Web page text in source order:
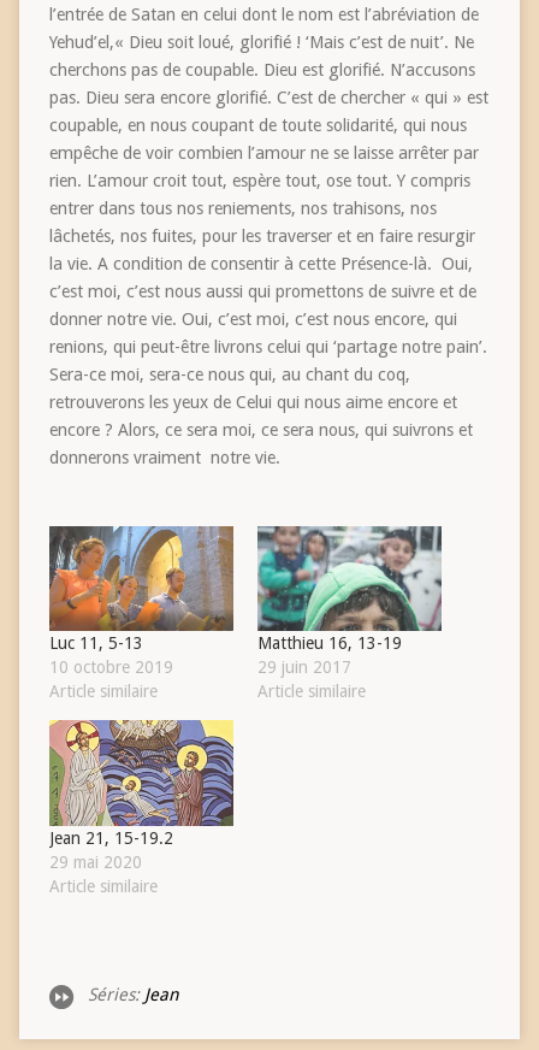
l’entrée de Satan en celui dont le nom est l’abréviation de
Yehud’el,« Dieu soit loué, glorifié ! ‘Mais c’est de nuit’. Ne
cherchons pas de coupable. Dieu est glorifié. N’accusons
pas. Dieu sera encore glorifié. C’est de chercher « qui » est
coupable, en nous coupant de toute solidarité, qui nous
empêche de voir combien l’amour ne se laisse arrêter par
rien. L’amour croit tout, espère tout, ose tout. Y compris
entrer dans tous nos reniements, nos trahisons, nos
lâchetés, nos fuites, pour les traverser et en faire resurgir
la vie. A condition de consentir à cette Présence-là. Oui,
c’est moi, c’est nous aussi qui promettons de suivre et de
donner notre vie. Oui, c’est moi, c’est nous encore, qui
renions, qui peut-être livrons celui qui ‘partage notre pain’.
Sera-ce moi, sera-ce nous qui, au chant du coq,
retrouverons les yeux de Celui qui nous aime encore et
encore ? Alors, ce sera moi, ce sera nous, qui suivrons et
donnerons vraiment notre vie.
Luc 11, 5-13
10 octobre 2019
Article similaire
Matthieu 16, 13-19
29 juin 2017
Article similaire
Jean 21, 15-19.2
29 mai 2020
Article similaire
Séries: Jean